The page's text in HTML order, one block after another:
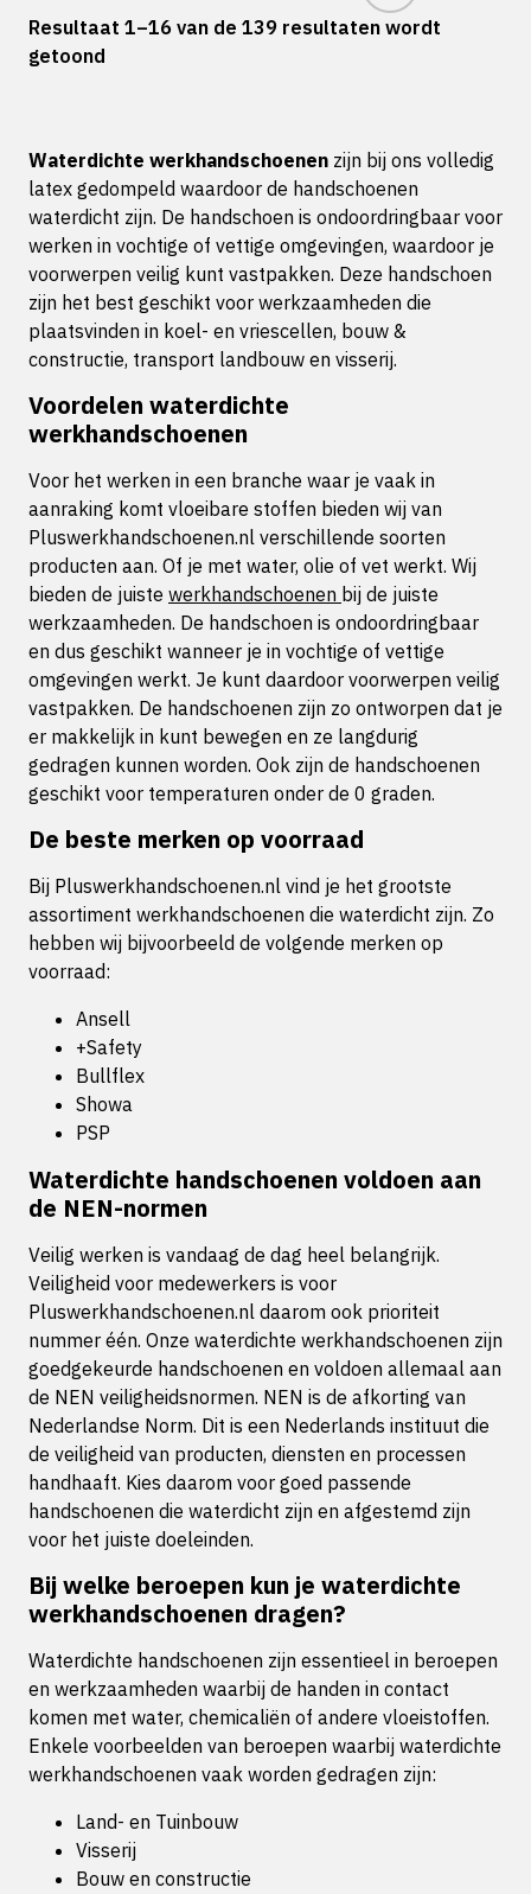
Resultaat 1–16 van de 139 resultaten wordt
getoond
Waterdichte werkhandschoenen zijn bij ons volledig
latex gedompeld waardoor de handschoenen
waterdicht zijn. De handschoen is ondoordringbaar voor
werken in vochtige of vettige omgevingen, waardoor je
voorwerpen veilig kunt vastpakken. Deze handschoen
zijn het best geschikt voor werkzaamheden die
plaatsvinden in koel- en vriescellen, bouw &
constructie, transport landbouw en visserij.
Voordelen waterdichte
werkhandschoenen
Voor het werken in een branche waar je vaak in
aanraking komt vloeibare stoffen bieden wij van
Pluswerkhandschoenen.nl verschillende soorten
producten aan. Of je met water, olie of vet werkt. Wij
bieden de juiste werkhandschoenen bij de juiste
werkzaamheden. De handschoen is ondoordringbaar
en dus geschikt wanneer je in vochtige of vettige
omgevingen werkt. Je kunt daardoor voorwerpen veilig
vastpakken. De handschoenen zijn zo ontworpen dat je
er makkelijk in kunt bewegen en ze langdurig
gedragen kunnen worden. Ook zijn de handschoenen
geschikt voor temperaturen onder de 0 graden.
De beste merken op voorraad
Bij Pluswerkhandschoenen.nl vind je het grootste
assortiment werkhandschoenen die waterdicht zijn. Zo
hebben wij bijvoorbeeld de volgende merken op
voorraad:
Ansell
+Safety
Bullflex
Showa
PSP
Waterdichte handschoenen voldoen aan
de NEN-normen
Veilig werken is vandaag de dag heel belangrijk.
Veiligheid voor medewerkers is voor
Pluswerkhandschoenen.nl daarom ook prioriteit
nummer één. Onze waterdichte werkhandschoenen zijn
goedgekeurde handschoenen en voldoen allemaal aan
de NEN veiligheidsnormen. NEN is de afkorting van
Nederlandse Norm. Dit is een Nederlands instituut die
de veiligheid van producten, diensten en processen
handhaaft. Kies daarom voor goed passende
handschoenen die waterdicht zijn en afgestemd zijn
voor het juiste doeleinden.
Bij welke beroepen kun je waterdichte
werkhandschoenen dragen?
Waterdichte handschoenen zijn essentieel in beroepen
en werkzaamheden waarbij de handen in contact
komen met water, chemicaliën of andere vloeistoffen.
Enkele voorbeelden van beroepen waarbij waterdichte
werkhandschoenen vaak worden gedragen zijn:
Land- en Tuinbouw
Visserij
Bouw en constructie